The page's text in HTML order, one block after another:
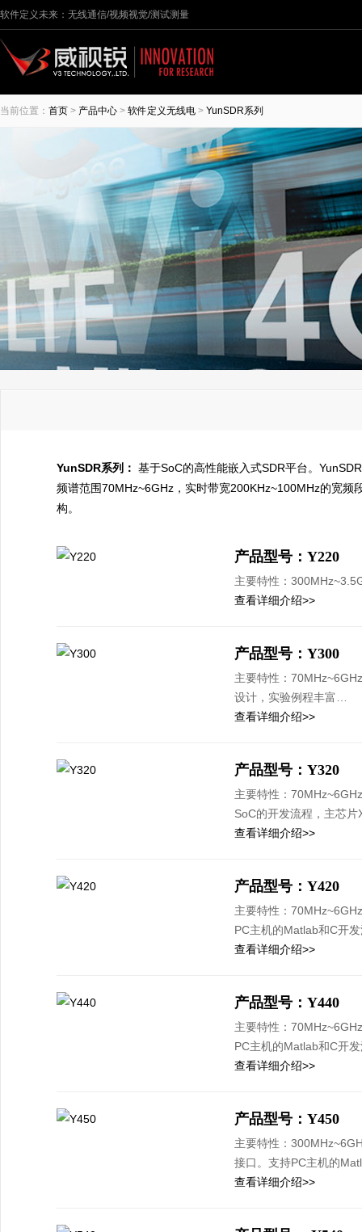
软件定义未来：无线通信/视频视觉/测试测量
当前位置： 首页 > 产品中心 > 软件定义无线电 > YunSDR系列
YunSDR系列： 基于SoC的高性能嵌入式SDR平台。
频谱范围70MHz~6GHz，实时带宽200KHz~100MHz的宽
构。
产品型号：Y220
主要特性：
查看详细介绍>>
产品型号：Y300
主要特性：
设计，实验例程丰富…
查看详细介绍>>
产品型号：Y320
主要特性：
SoC的开发流程，主芯
查看详细介绍>>
产品型号：Y420
主要特性：
PC主机的Matlab和C开
查看详细介绍>>
产品型号：Y440
主要特性：
PC主机的Matlab和C开
查看详细介绍>>
产品型号：Y450
主要特性：
接口。支持PC主机的
查看详细介绍>>